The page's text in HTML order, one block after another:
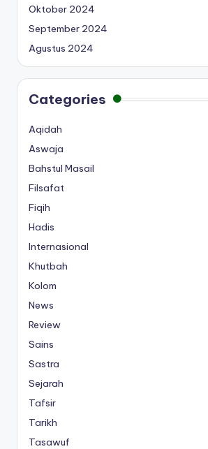
Oktober 2024
September 2024
Agustus 2024
Categories
Aqidah
Aswaja
Bahstul Masail
Filsafat
Fiqih
Hadis
Internasional
Khutbah
Kolom
News
Review
Sains
Sastra
Sejarah
Tafsir
Tarikh
Tasawuf